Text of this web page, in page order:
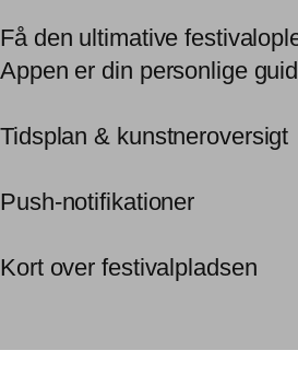
Få den ultimative
Appen er din personlige
Tidsplan & kunstneroversigt
Push-notifikationer
Kort over festivalpladsen